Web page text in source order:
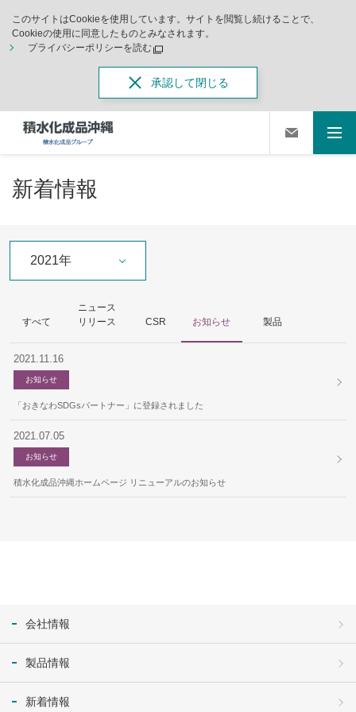
このサイトはCookieを使用しています。サイトを閲覧し続けることで、
Cookieの使用に同意したものとみなされます。
プライバシーポリシーを読む
承認して閉じる
新着情報
2021年
すべて
ニュース
リリース
CSR お知らせ 製品
2021.11.16
お知らせ
「おきなわSDGsパートナー」に登録されました
2021.07.05
お知らせ
積水化成品沖縄ホームページ リニューアルのお知らせ
会社情報
製品情報
新着情報